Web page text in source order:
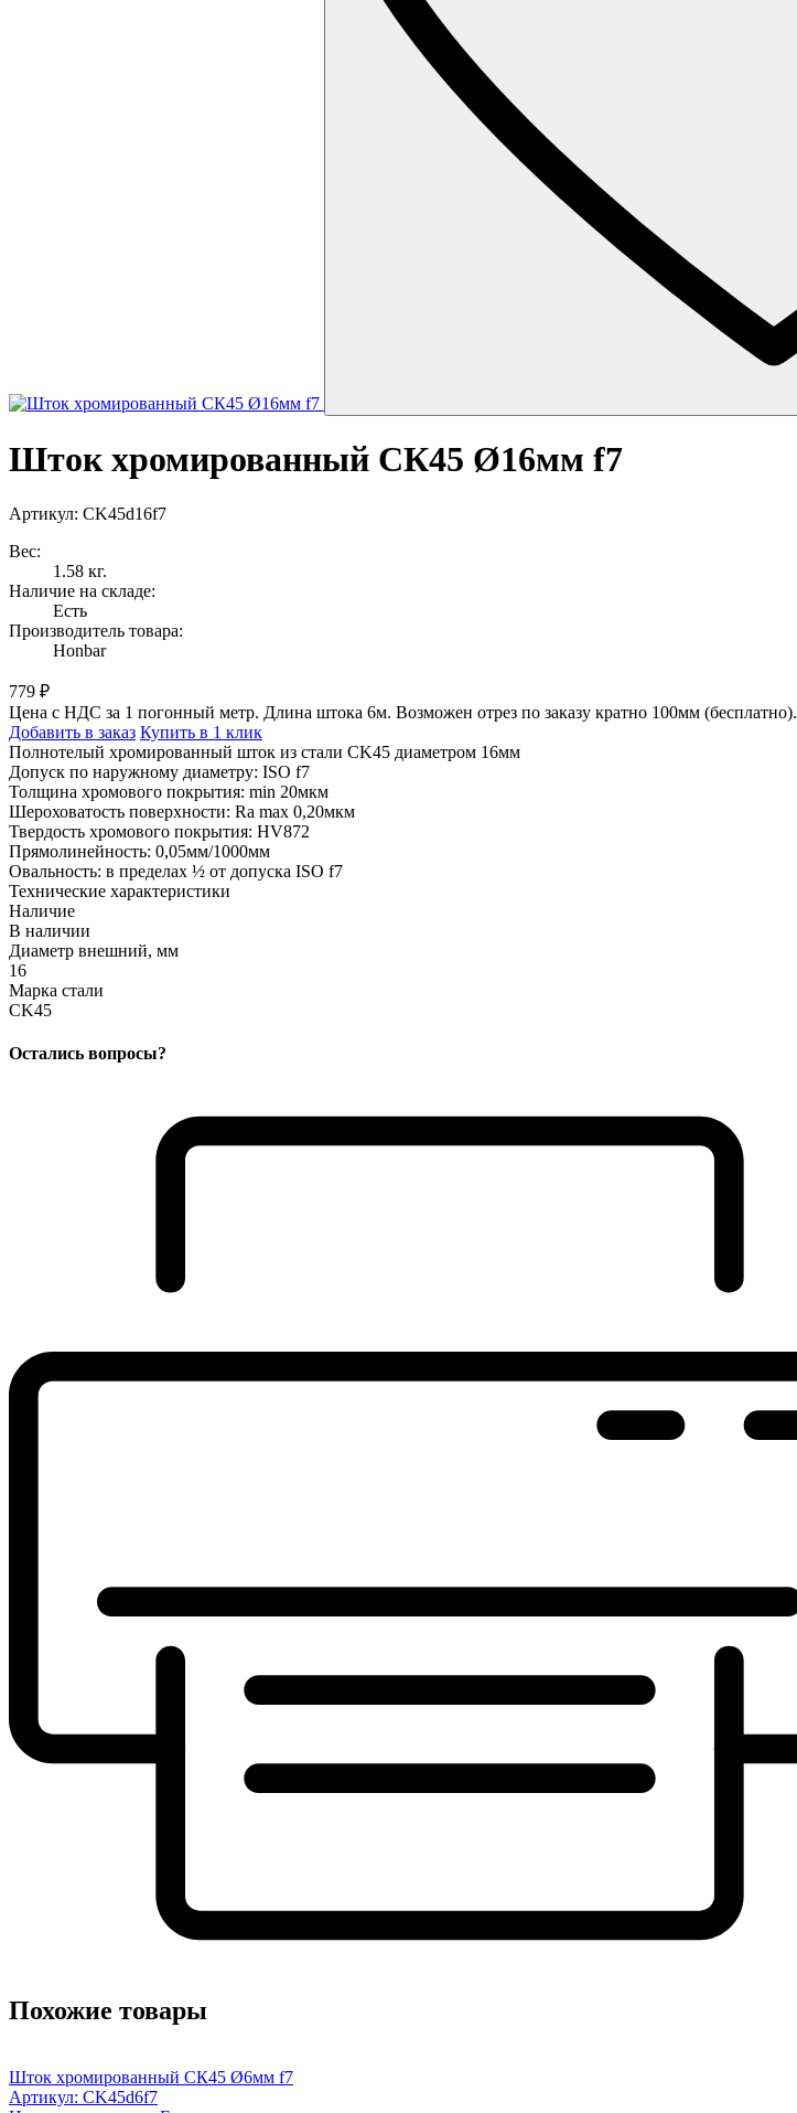
Шток хромированный СК45 Ø16мм f7
Артикул: CK45d16f7
Вес:
1.58 кг.
Наличие на складе:
Есть
Производитель товара:
Honbar
779 ₽
Цена с НДС за 1 погонный метр. Длина штока 6м. Возможен отрез по заказу кратно 100мм (бесплатно).
Добавить в заказ Купить в 1 клик
Полнотелый хромированный шток из стали CK45 диаметром 16мм
Допуск по наружному диаметру: ISO f7
Толщина хромового покрытия: min 20мкм
Шероховатость поверхности: Ra max 0,20мкм
Твердость хромового покрытия: HV872
Прямолинейность: 0,05мм/1000мм
Овальность: в пределах ½ от допуска ISO f7
Технические характеристики
Наличие
В наличии
Диаметр внешний, мм
16
Марка стали
CK45
Остались вопросы?
Похожие товары
Шток хромированный СК45 Ø6мм f7
Артикул: CK45d6f7